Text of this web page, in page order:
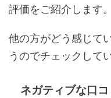
評価をご紹介します。
他の方がどう感じて
うのでチェックして
ネガティブな口